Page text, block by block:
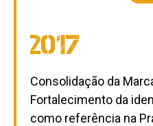
2017
Consolidação da
Fortalecimento da
como referência na